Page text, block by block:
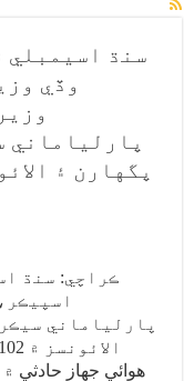
سنڌ اسيمبلي
وڏي
پارلياماني
ڪراچي: سنڌ
پارلياماني
هوائي جهاز